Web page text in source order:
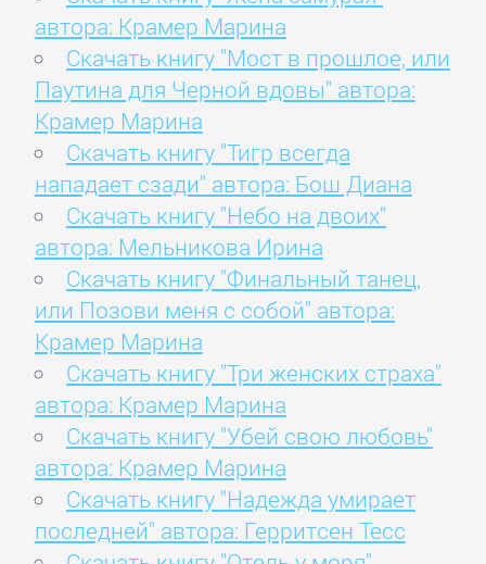
автора: Крамер Марина
Скачать книгу "Мост в прошлое, или
Паутина для Черной вдовы" автора:
Крамер Марина
Скачать книгу "Тигр всегда
нападает сзади" автора: Бош Диана
Скачать книгу "Небо на двоих"
автора: Мельникова Ирина
Скачать книгу "Финальный танец,
или Позови меня с собой" автора:
Крамер Марина
Скачать книгу "Три женских страха"
автора: Крамер Марина
Скачать книгу "Убей свою любовь"
автора: Крамер Марина
Скачать книгу "Надежда умирает
последней" автора: Герритсен Тесс